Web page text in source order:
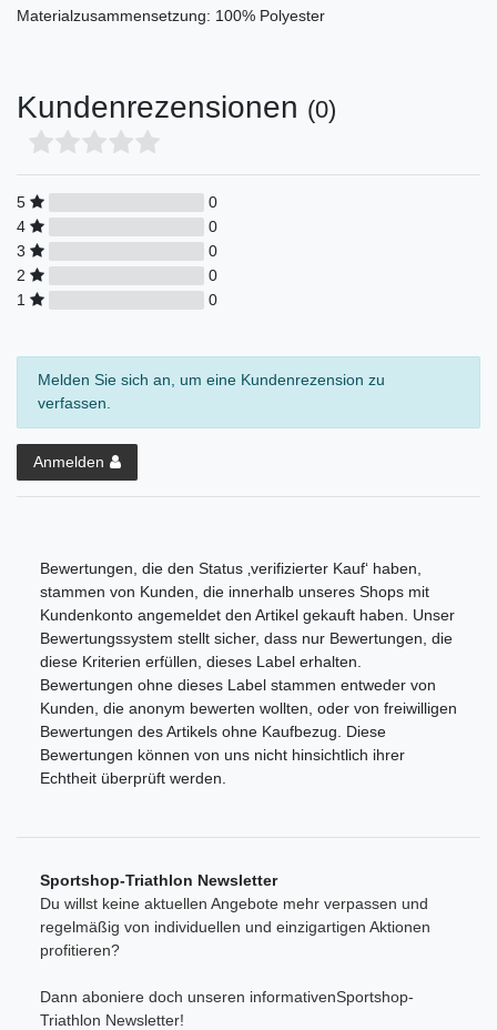
Materialzusammensetzung: 100% Polyester
Kundenrezensionen (0)
5
0
4
0
3
0
2
0
1
0
Melden Sie sich an, um eine Kundenrezension zu
verfassen.
Anmelden
Bewertungen, die den Status ‚verifizierter Kauf‘ haben,
stammen von Kunden, die innerhalb unseres Shops mit
Kundenkonto angemeldet den Artikel gekauft haben. Unser
Bewertungssystem stellt sicher, dass nur Bewertungen, die
diese Kriterien erfüllen, dieses Label erhalten.
Bewertungen ohne dieses Label stammen entweder von
Kunden, die anonym bewerten wollten, oder von freiwilligen
Bewertungen des Artikels ohne Kaufbezug. Diese
Bewertungen können von uns nicht hinsichtlich ihrer
Echtheit überprüft werden.
Sportshop-Triathlon Newsletter
Du willst keine aktuellen Angebote mehr verpassen und
regelmäßig von individuellen und einzigartigen Aktionen
profitieren?
Dann aboniere doch unseren informativenSportshop-
Triathlon Newsletter!